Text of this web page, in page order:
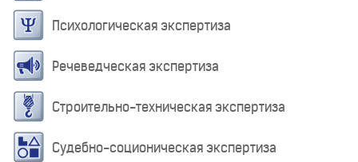
Психологическая экспертиза
Речеведческая экспертиза
Строительно-техническая экспертиза
Судебно-соционическая экспертиза